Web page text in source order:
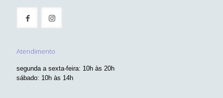
Atendimento
segunda a sexta-feira: 10h às 20h
sábado: 10h às 14h